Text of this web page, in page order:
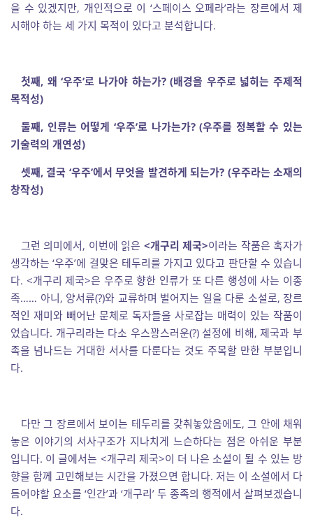
을 수 있겠지만, 개인적으로 이 ‘스페이스 오페라’라는 장르에서 제
시해야 하는 세 가지 목적이 있다고 분석합니다.
첫째, 왜 ‘우주’로 나가야 하는가? (배경을 우주로 넓히는 주제적
목적성)
둘째, 인류는 어떻게 ‘우주’로 나가는가? (우주를 정복할 수 있는
기술력의 개연성)
셋째, 결국 ‘우주’에서 무엇을 발견하게 되는가? (우주라는 소재의
창작성)
그런 의미에서, 이번에 읽은 <개구리 제국>이라는 작품은 혹자가
생각하는 ‘우주’에 걸맞은 테두리를 가지고 있다고 판단할 수 있습니
다. <개구리 제국>은 우주로 향한 인류가 또 다른 행성에 사는 이종
족…… 아니, 양서류(?)와 교류하며 벌어지는 일을 다룬 소설로, 장르
적인 재미와 빼어난 문체로 독자들을 사로잡는 매력이 있는 작품이
었습니다. 개구리라는 다소 우스꽝스러운(?) 설정에 비해, 제국과 부
족을 넘나드는 거대한 서사를 다룬다는 것도 주목할 만한 부분입니
다.
다만 그 장르에서 보이는 테두리를 갖춰놓았음에도, 그 안에 채워
놓은 이야기의 서사구조가 지나치게 느슨하다는 점은 아쉬운 부분
입니다. 이 글에서는 <개구리 제국>이 더 나은 소설이 될 수 있는 방
향을 함께 고민해보는 시간을 가졌으면 합니다. 저는 이 소설에서 다
듬어야할 요소를 ‘인간’과 ‘개구리’ 두 종족의 행적에서 살펴보겠습니
다.